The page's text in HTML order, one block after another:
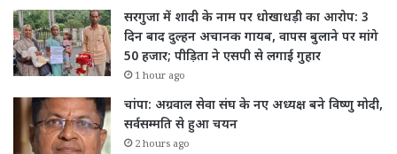
सरगुजा में शादी के नाम पर धोखाधड़ी का आरोप: 3
दिन बाद दुल्हन अचानक गायब, वापस बुलाने पर मांगे
50 हजार; पीड़िता ने एसपी से लगाई गुहार
1 hour ago
चांपा: अग्रवाल सेवा संघ के नए अध्यक्ष बने विष्णु मोदी,
सर्वसम्मति से हुआ चयन
2 hours ago